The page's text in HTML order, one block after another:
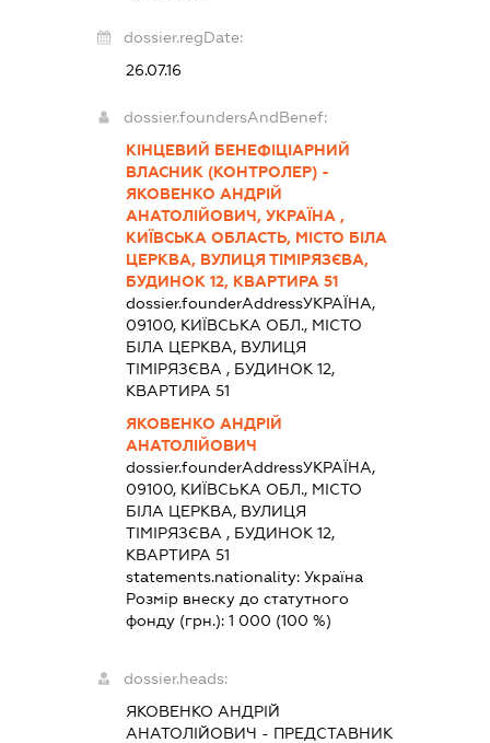
dossier.regDate:
26.07.16
dossier.foundersAndBenef:
КІНЦЕВИЙ БЕНЕФІЦІАРНИЙ
ВЛАСНИК (КОНТРОЛЕР) -
ЯКОВЕНКО АНДРІЙ
АНАТОЛІЙОВИЧ, УКРАЇНА ,
КИЇВСЬКА ОБЛАСТЬ, МІСТО БІЛА
ЦЕРКВА, ВУЛИЦЯ ТІМІРЯЗЄВА,
БУДИНОК 12, КВАРТИРА 51
dossier.founderAddressУКРАЇНА,
09100, КИЇВСЬКА ОБЛ., МІСТО
БІЛА ЦЕРКВА, ВУЛИЦЯ
ТІМІРЯЗЄВА , БУДИНОК 12,
КВАРТИРА 51
ЯКОВЕНКО АНДРІЙ
АНАТОЛІЙОВИЧ
dossier.founderAddressУКРАЇНА,
09100, КИЇВСЬКА ОБЛ., МІСТО
БІЛА ЦЕРКВА, ВУЛИЦЯ
ТІМІРЯЗЄВА , БУДИНОК 12,
КВАРТИРА 51
statements.nationality:Україна
Розмір внеску до статутного
фонду (грн.):1 000 (100 %)
dossier.heads:
ЯКОВЕНКО АНДРІЙ
АНАТОЛІЙОВИЧ - ПРЕДСТАВНИК